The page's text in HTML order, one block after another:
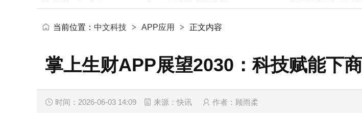
当前位置： 中文科技 > APP应用 > 正文内容
掌上生财APP展望2030：科技赋能下
时间：2026-06-03 14:09 来源：快讯 作者：顾雨柔